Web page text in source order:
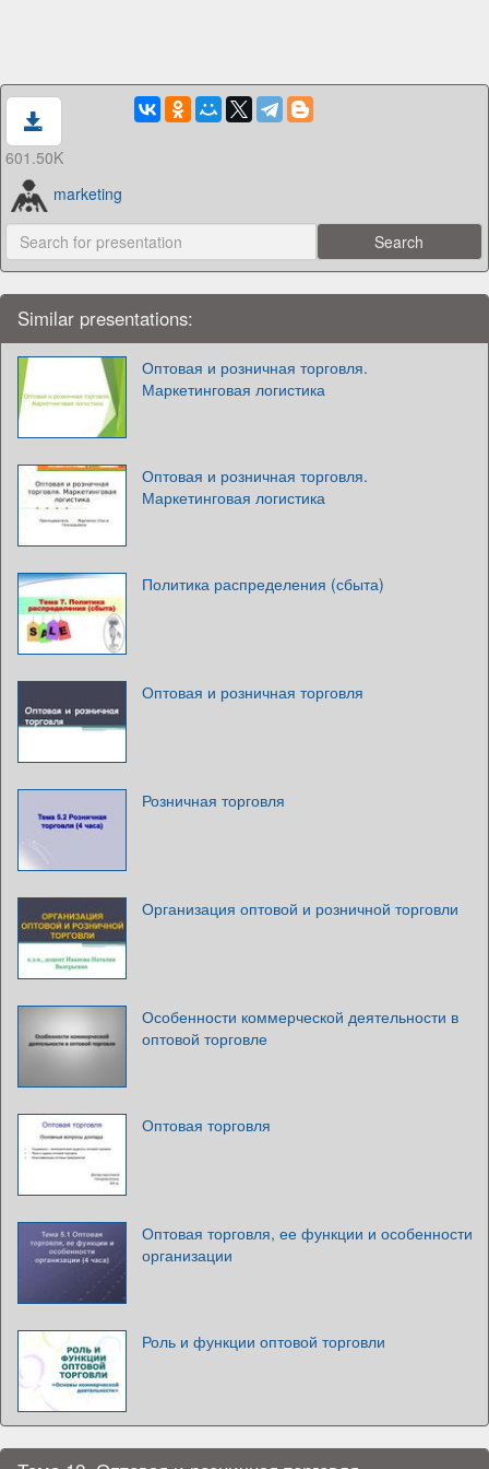
601.50K
marketing
Similar presentations:
Оптовая и розничная торговля.
Маркетинговая логистика
Оптовая и розничная торговля.
Маркетинговая логистика
Политика распределения (сбыта)
Оптовая и розничная торговля
Розничная торговля
Организация оптовой и розничной торговли
Особенности коммерческой деятельности в
оптовой торговле
Оптовая торговля
Оптовая торговля, ее функции и особенности
организации
Роль и функции оптовой торговли